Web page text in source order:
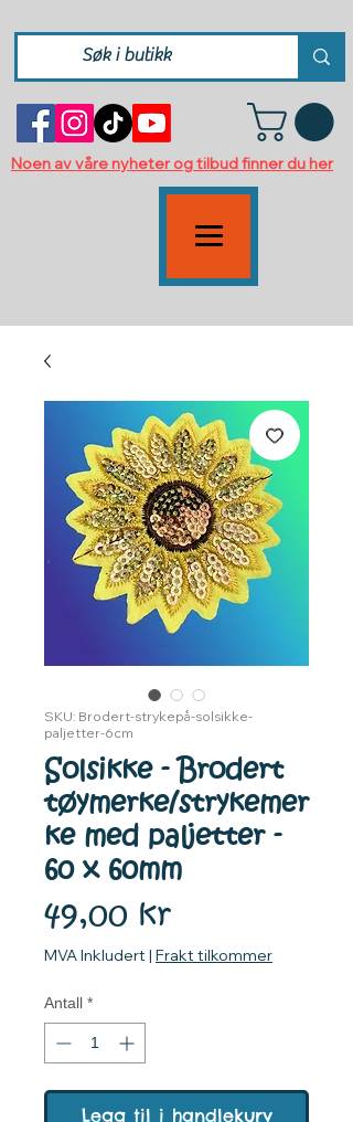
Noen av våre nyheter og tilbud finner du her
SKU: Brodert-strykepå-solsikke-
paljetter-6cm
Solsikke - Brodert
tøymerke/strykemer
ke med paljetter -
60 x 60mm
49,00 krPris
MVA Inkludert | Frakt tilkommer
Antall *
Legg til i handlekurv